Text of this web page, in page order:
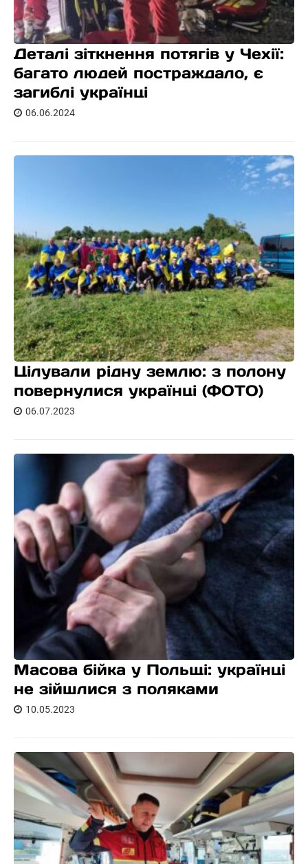
Деталі зіткнення потягів у Чехії:
багато людей постраждало, є
загиблі українці
06.06.2024
Цілували рідну землю: з полону
повернулися українці (ФОТО)
06.07.2023
Масова бійка у Польщі: українці
не зійшлися з поляками
10.05.2023